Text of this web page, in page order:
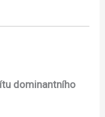
dominantního